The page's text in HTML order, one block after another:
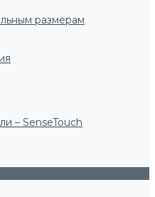
размерам
– SenseTouch